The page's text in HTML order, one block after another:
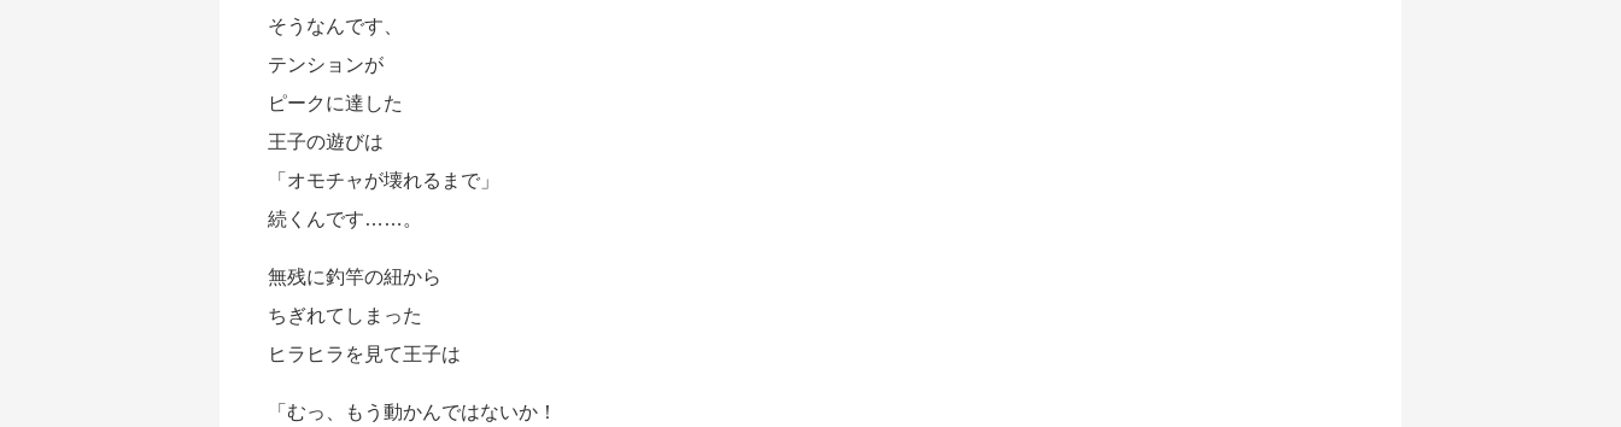
そうなんです、
テンションが
ピークに達した
王子の遊びは
「オモチャが壊れるまで」
続くんです……。
無残に釣竿の紐から
ちぎれてしまった
ヒラヒラを見て王子は
「むっ、もう動かんではないか！